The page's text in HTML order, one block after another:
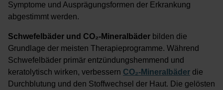
Symptome und Ausprägungsformen der Erkrankung
abgestimmt werden.
Schwefelbäder und CO₂-Mineralbäder bilden die
Grundlage der meisten Therapieprogramme. Während
Schwefelbäder primär entzündungshemmend und
keratolytisch wirken, verbessern CO₂-Mineralbäder die
Durchblutung und den Stoffwechsel der Haut. Die gelösten